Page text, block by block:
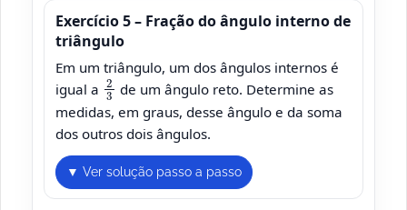
Exercício 5 – Fração do ângulo interno de
triângulo
Em um triângulo, um dos ângulos internos é
igual a
23
de um ângulo reto. Determine as
medidas, em graus, desse ângulo e da soma
dos outros dois ângulos.
▼ Ver solução passo a passo